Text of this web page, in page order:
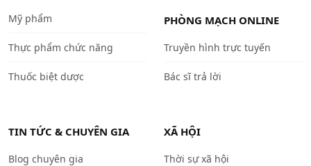
Mỹ phẩm
Thực phẩm chức năng
Thuốc biệt dược
PHÒNG MẠCH ONLINE
Truyền hình trực tuyến
Bác sĩ trả lời
TIN TỨC & CHUYÊN GIA
Blog chuyên gia
XÃ HỘI
Thời sự xã hội